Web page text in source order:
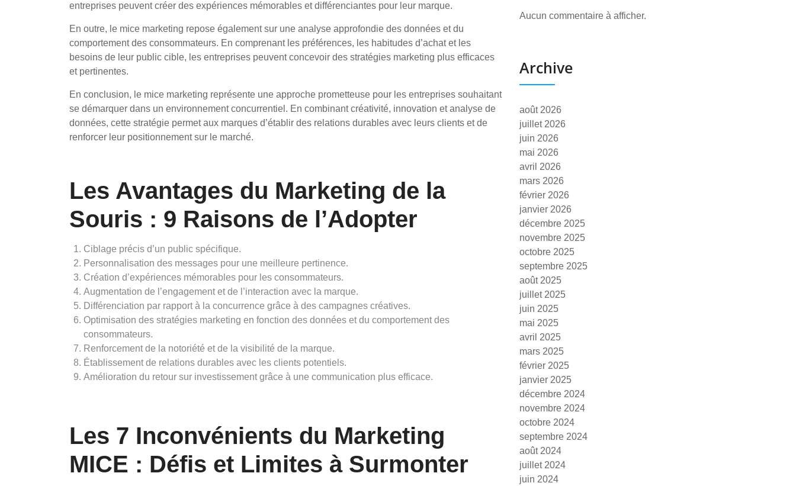
entreprises peuvent créer des expériences mémorables et différenciantes pour leur marque.
En outre, le mice marketing repose également sur une analyse approfondie des données et du
comportement des consommateurs. En comprenant les préférences, les habitudes d’achat et les
besoins de leur public cible, les entreprises peuvent concevoir des stratégies marketing plus efficaces
et pertinentes.
En conclusion, le mice marketing représente une approche prometteuse pour les entreprises souhaitant
se démarquer dans un environnement concurrentiel. En combinant créativité, innovation et analyse de
données, cette stratégie permet aux marques d’établir des relations durables avec leurs clients et de
renforcer leur positionnement sur le marché.
Les Avantages du Marketing de la
Souris : 9 Raisons de l’Adopter
Ciblage précis d’un public spécifique.
Personnalisation des messages pour une meilleure pertinence.
Création d’expériences mémorables pour les consommateurs.
Augmentation de l’engagement et de l’interaction avec la marque.
Différenciation par rapport à la concurrence grâce à des campagnes créatives.
Optimisation des stratégies marketing en fonction des données et du comportement des
consommateurs.
Renforcement de la notoriété et de la visibilité de la marque.
Établissement de relations durables avec les clients potentiels.
Amélioration du retour sur investissement grâce à une communication plus efficace.
Les 7 Inconvénients du Marketing
MICE : Défis et Limites à Surmonter
Aucun commentaire à afficher.
Archive
août 2026
juillet 2026
juin 2026
mai 2026
avril 2026
mars 2026
février 2026
janvier 2026
décembre 2025
novembre 2025
octobre 2025
septembre 2025
août 2025
juillet 2025
juin 2025
mai 2025
avril 2025
mars 2025
février 2025
janvier 2025
décembre 2024
novembre 2024
octobre 2024
septembre 2024
août 2024
juillet 2024
juin 2024